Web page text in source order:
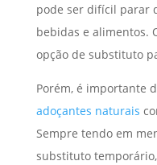
pode ser difícil parar
bebidas e alimentos.
opção de substituto
Porém, é importante
adoçantes naturais
Sempre tendo em
substituto